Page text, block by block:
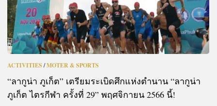
ACTIVITIES/MOTER & SPORTS
“ลากูน่า ภูเก็ต” เตรียมระเบิดศึกแห่งตำนาน “ลากูน่า
ภูเก็ต ไตรกีฬา ครั้งที่ 29” พฤศจิกายน 2566 นี้!